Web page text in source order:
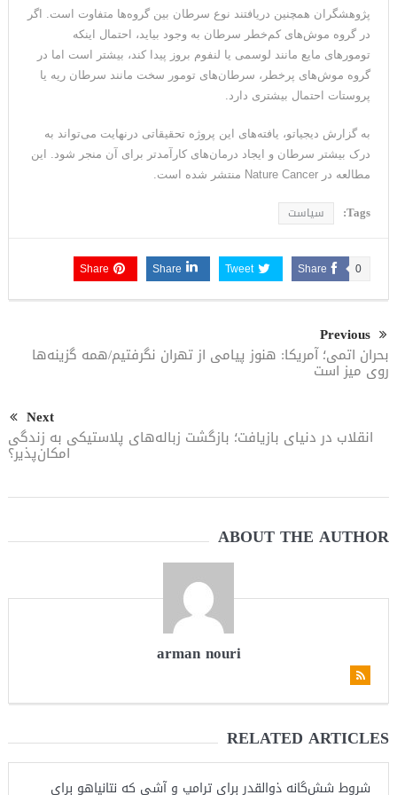
پژوهشگران همچنین دریافتند نوع سرطان بین گروه‌ها متفاوت است. اگر
در گروه موش‌های کم‌خطر سرطان به‌ وجود بیاید، احتمال اینکه
تومورهای مایع مانند لوسمی یا لنفوم بروز پیدا کند، بیشتر است اما در
گروه موش‌های پرخطر، سرطان‌های تومور سخت مانند سرطان ریه یا
پروستات احتمال بیشتری دارد.
به گزارش دیجیاتو، یافته‌های این پروژه تحقیقاتی درنهایت می‌تواند به
درک بیشتر سرطان و ایجاد درمان‌های کارآمدتر برای آن منجر شود. این
مطالعه در Nature Cancer منتشر شده است.
Tags: سیاست
Share 0
Tweet
Share
Share
Previous
بحران اتمی؛ آمریکا: هنوز پیامی از تهران نگرفتیم/همه گزینه‌ها
روی میز است
Next
انقلاب در دنیای بازیافت؛ بازگشت زباله‌های پلاستیکی به زندگی
امکان‌پذیر؟
ABOUT THE AUTHOR
arman nouri
RELATED ARTICLES
شروط شش‌گانه ذوالقدر برای ترامپ و آشی که نتانیاهو برای